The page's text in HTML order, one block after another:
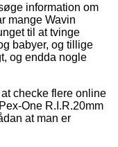
information om
mange Wavin
til at tvinge
babyer, og tillige
og endda nogle
checke flere online
One R.I.R.20mm
at man er